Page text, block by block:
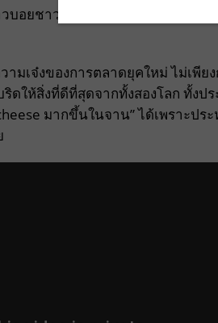
วบอยชาวฝรั่งเศสที่เกิดที่ปารีส ประ
ามเจ๋งของการตลาดยุคใหม่ ไม่เพี
ริดให้สิ่งที่ดีที่สุดจากทั้งสองโลก ทั้
มากขึ้นในจาน” ได้เพราะป